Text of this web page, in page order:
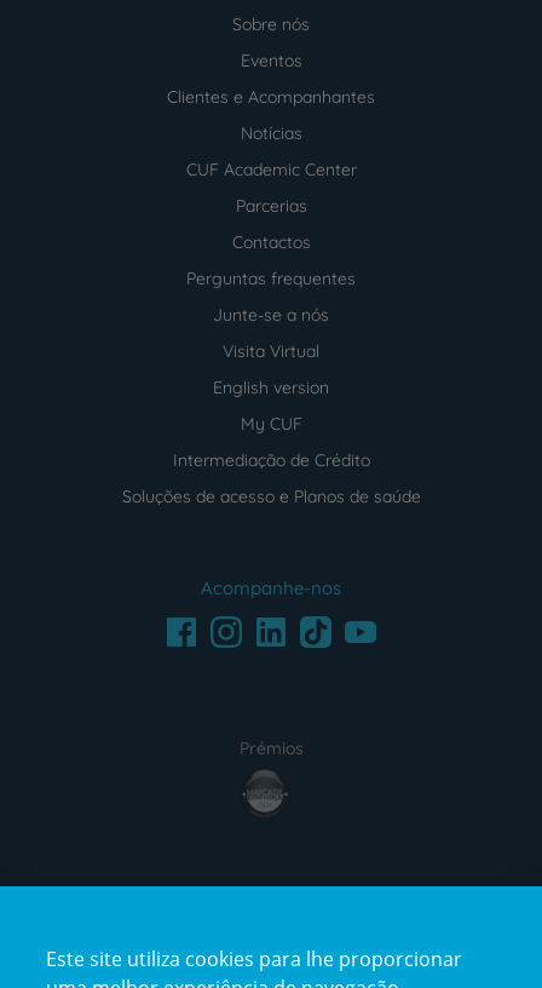
Sobre nós
Eventos
Clientes e Acompanhantes
Notícias
CUF Academic Center
Parcerias
Contactos
Perguntas frequentes
Junte-se a nós
Visita Virtual
English version
My CUF
Intermediação de Crédito
Soluções de acesso e Planos de saúde
Acompanhe-nos
FacebookInstagramLinkedInTikTokYoutube
Prémios
award4
certification2certification3
Este site utiliza cookies para lhe proporcionar